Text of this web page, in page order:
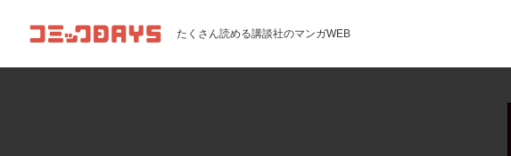
コミックDAYS たくさん読める講談社のマンガWEB